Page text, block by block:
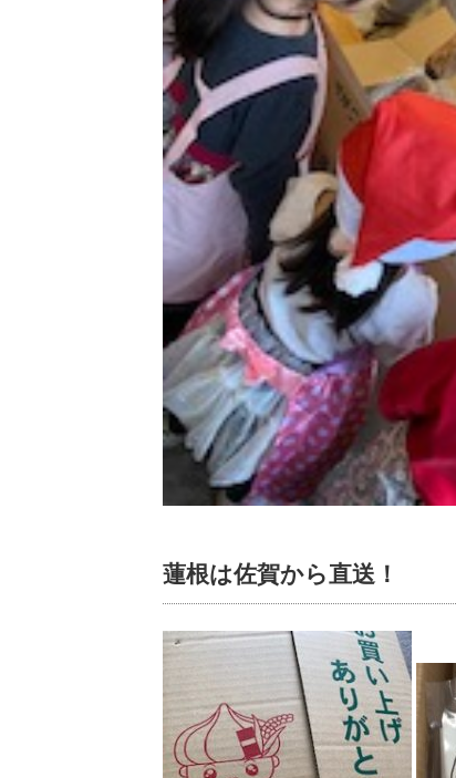
蓮根は佐賀から直送！